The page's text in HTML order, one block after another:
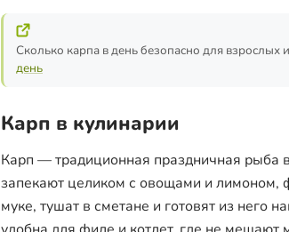
Сколько карпа в день безопасно для взрослых
день
Карп в кулинарии
Карп — традиционная праздничная рыба
запекают целиком с овощами и лимоном,
муке, тушат в сметане и готовят из него